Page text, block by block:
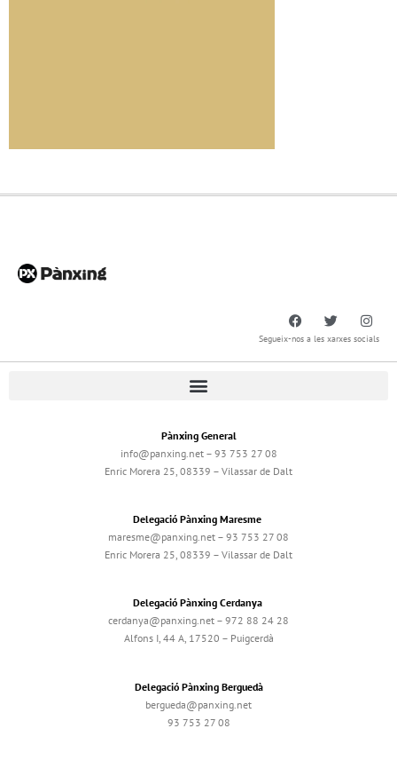
Segueix-nos a les xarxes socials
Pànxing General
info@panxing.net – 93 753 27 08
Enric Morera 25, 08339 – Vilassar de Dalt
Delegació Pànxing Maresme
maresme@panxing.net – 93 753 27 08
Enric Morera 25, 08339 – Vilassar de Dalt
Delegació Pànxing Cerdanya
cerdanya@panxing.net – 972 88 24 28
Alfons I, 44 A, 17520 – Puigcerdà
Delegació Pànxing Berguedà
bergueda@panxing.net
93 753 27 08